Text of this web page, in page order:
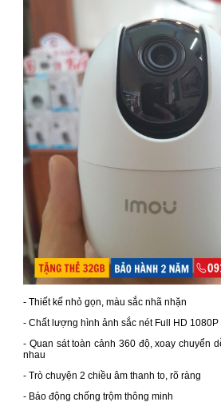
- Thiết kế nhỏ gọn, màu sắc nhã nhặn
- Chất lượng hình ảnh sắc nét Full HD 1080P
- Quan sát toàn cảnh 360 độ, xoay chuyển
nhau
- Trò chuyện 2 chiều âm thanh to, rõ ràng
- Báo động chống trộm thông minh